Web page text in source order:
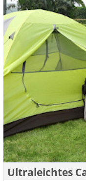
Ultraleichtes